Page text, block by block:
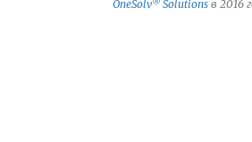
OneSolv
Solutions в 2016